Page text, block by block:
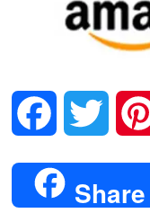
Facebook Twitter
Share